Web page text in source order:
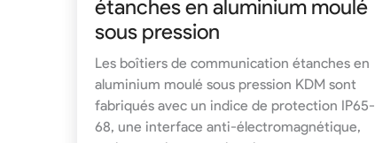
étanches en aluminium moulé
sous pression
Les boîtiers de communication étanches en
aluminium moulé sous pression KDM sont
fabriqués avec un indice de protection IP65-
68, une interface anti-électromagnétique,